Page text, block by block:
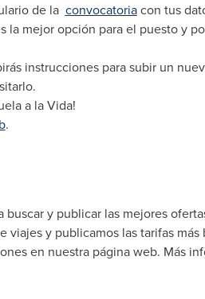
de la convocatoriacon tus
mejor opción para el puesto y
instrucciones para subir un
a la Vida!
.
y publicar las mejores
viajes y publicamos las tarifas más
en nuestra página web. Más